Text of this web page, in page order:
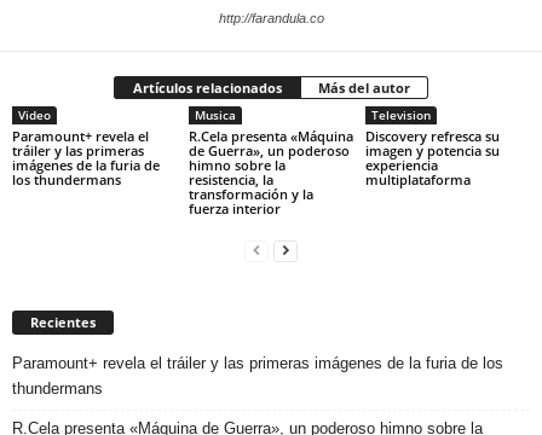
http://farandula.co
Artículos relacionados Más del autor
Video
Paramount+ revela el
tráiler y las primeras
imágenes de la furia de
los thundermans
Musica
R.Cela presenta «Máquina
de Guerra», un poderoso
himno sobre la
resistencia, la
transformación y la
fuerza interior
Television
Discovery refresca su
imagen y potencia su
experiencia
multiplataforma
Recientes
Paramount+ revela el tráiler y las primeras imágenes de la furia de los
thundermans
R.Cela presenta «Máquina de Guerra», un poderoso himno sobre la